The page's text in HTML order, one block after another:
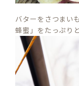
バターをさつまい
蜂蜜」をたっぷり